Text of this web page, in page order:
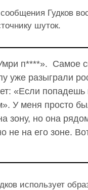
Гудков
шуток.
п****». Самое
уже разыграли
«Если попадешь
У меня просто
зону, но она
не на его зоне.
использует